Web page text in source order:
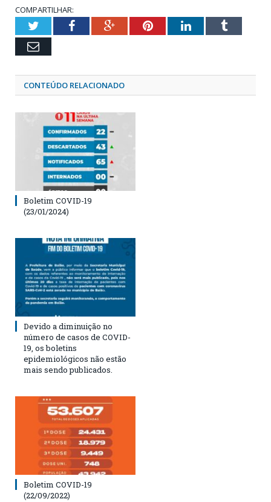
COMPARTILHAR:
TwitterFacebookGoogle+PinterestLinkedInTumblr
Email
CONTEÚDO RELACIONADO
Boletim COVID-19
(23/01/2024)
Devido a diminuição no
número de casos de COVID-
19, os boletins
epidemiológicos não estão
mais sendo publicados.
Boletim COVID-19
(22/09/2022)